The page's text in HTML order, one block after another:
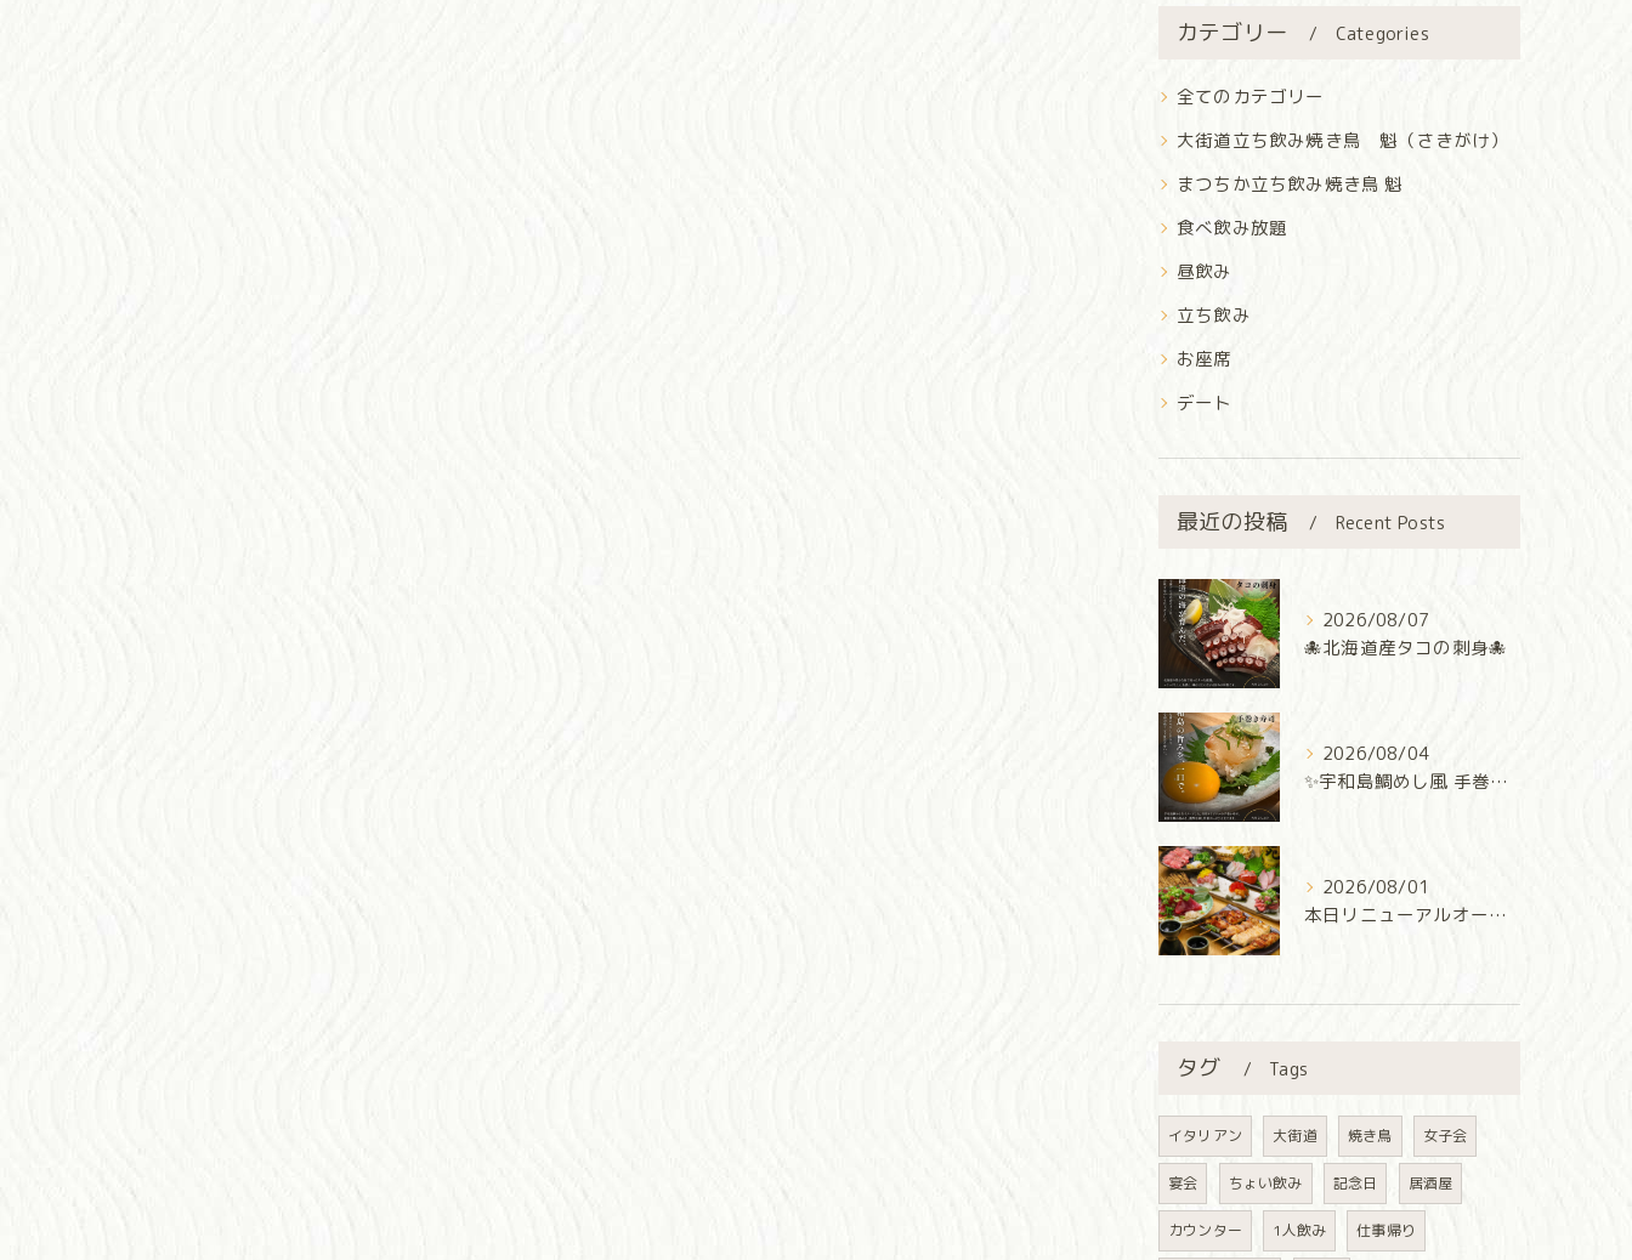
カテゴリー Categories
全てのカテゴリー
大街道立ち飲み焼き鳥 魁（さきがけ）
まつちか立ち飲み焼き鳥 魁
食べ飲み放題
昼飲み
立ち飲み
お座席
デート
最近の投稿 Recent Posts
2026/08/07
🐙北海道産タコの刺身🐙
2026/08/04
✨宇和島鯛めし風 手巻き寿司✨
2026/08/01
本日リニューアルオープン‼️
タグ Tags
イタリアン 大街道 焼き鳥 女子会
宴会 ちょい飲み 記念日 居酒屋
カウンター 1人飲み 仕事帰り